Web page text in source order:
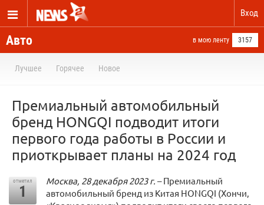
Вход
Авто в мою ленту 3157
Лучшее Горячее Новое
Премиальный автомобильный
бренд HONGQI подводит итоги
первого года работы в России и
приоткрывает планы на 2024 год
отметил
1
Москва, 28 декабря 2023 г. – Премиальный
автомобильный бренд из Китая HONGQI (Хончи,